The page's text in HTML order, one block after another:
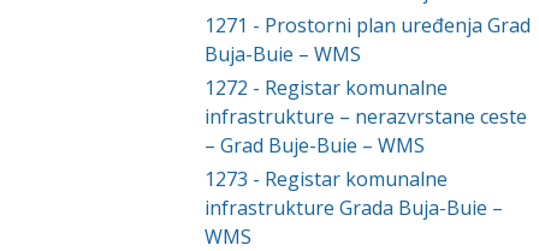
1271 - Prostorni plan uređenja Grad
Buja-Buie – WMS
1272 - Registar komunalne
infrastrukture – nerazvrstane ceste
– Grad Buje-Buie – WMS
1273 - Registar komunalne
infrastrukture Grada Buja-Buie –
WMS